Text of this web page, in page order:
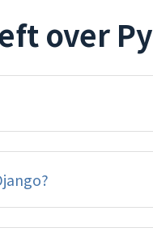
over